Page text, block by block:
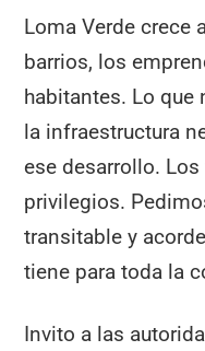
Loma Verde crece
barrios, los
habitantes. Lo
la infraestructura
ese desarrollo.
privilegios.
transitable y
tiene para toda la
Invito a las